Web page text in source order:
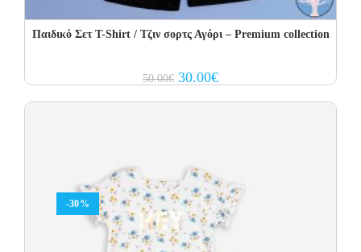
Παιδικό Σετ T-Shirt / Τζιν σορτς Αγόρι – Premium collection
50.00€ Original
price
30.00€Current
price
-30%